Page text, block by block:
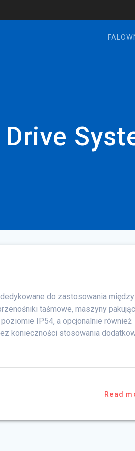
do zastosowania między
taśmowe, maszyny
IP54, a opcjonalnie również
konieczności stosowania
Read